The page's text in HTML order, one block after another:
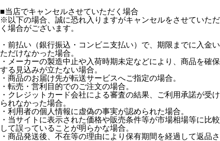
■当店でキャンセルさせていただく場合
※以下の場合、誠に恐れ入りますがキャンセルをさせていただ
く場合がございます。
・前払い（銀行振込・コンビニ支払い）で、期限までに入金い
ただけなかった場合。
・メーカーの製造中止や入荷時期未定などにより、商品を確保
する見込みが立たない場合。
・商品のお届け先が転送サービスへご指定の場合。
・転売・営利目的でのご注文の場合。
・クレジットカード会社による審査の結果、ご利用承諾が受け
られなかった場合。
・利用者の個人情報に虚偽の事実が認められた場合。
・当サイトに表示された価格や販売条件等が市場相場等に比較
して誤っていることが明らかな場合。
・商品発送後、不在等の理由により保有期間を経過して返品さ